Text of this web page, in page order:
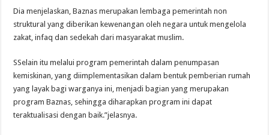
Dia menjelaskan, Baznas merupakan lembaga pemerintah non
struktural yang diberikan kewenangan oleh negara untuk mengelola
zakat, infaq dan sedekah dari masyarakat muslim.
SSelain itu melalui program pemerintah dalam penumpasan
kemiskinan, yang diimplementasikan dalam bentuk pemberian rumah
yang layak bagi warganya ini, menjadi bagian yang merupakan
program Baznas, sehingga diharapkan program ini dapat
teraktualisasi dengan baik.”jelasnya.